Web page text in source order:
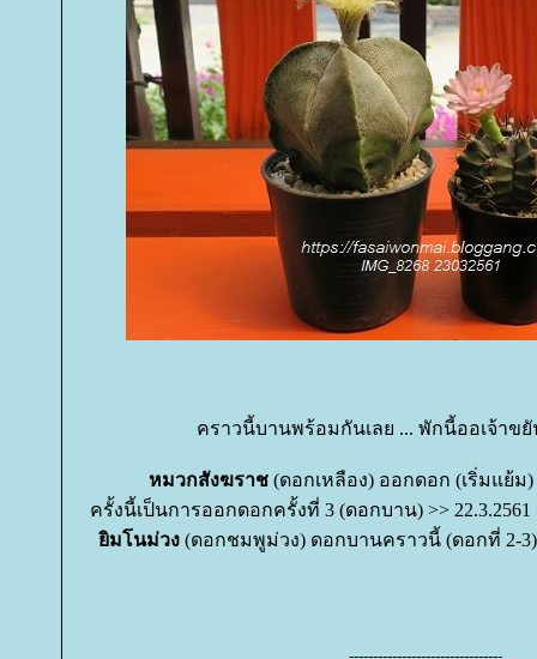
คราวนี้บานพร้อมกันเลย ... พักนี้ออเจ้าข
หมวกสังฆราช(ดอกเหลือง) ออกดอก (เริ่มแย้ม)
ครั้งนี้เป็นการออกดอกครั้งที่ 3 (ดอกบาน) >>
ิมโนม่วง(ดอกชมพูม่วง) ดอกบานคราวนี้ (ดอกที่ 2-